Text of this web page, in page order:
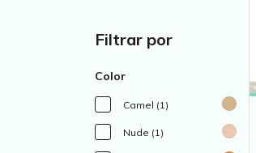
Filtrar por
Color
Camel (1)
Nude (1)